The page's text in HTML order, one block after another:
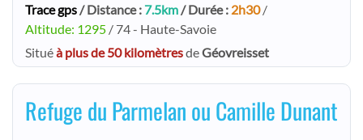
Trace gps / Distance : 7.5km / Durée : 2h30/
Altitude: 1295 / 74 - Haute-Savoie
Situéà plus de 50 kilomètresdeGéovreisset
Refuge du Parmelan ou Camille Dunant